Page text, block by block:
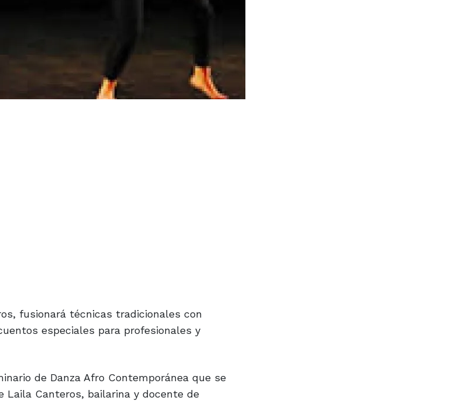
fusionará técnicas tradicionales con
especiales para profesionales y
de Danza Afro Contemporánea que se
Laila Canteros, bailarina y docente de